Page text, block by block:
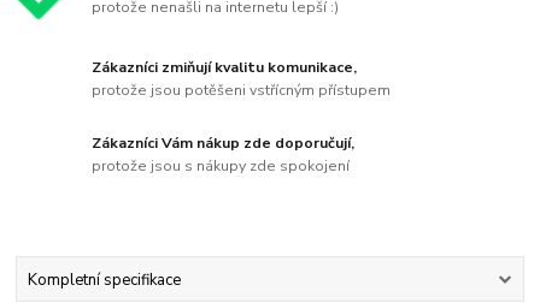
protože nenašli na internetu lepší :)
Zákazníci zmiňují kvalitu komunikace,
protože jsou potěšeni vstřícným přístupem
Zákazníci Vám nákup zde doporučují,
protože jsou s nákupy zde spokojení
Kompletní specifikace